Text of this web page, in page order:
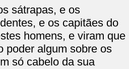
sátrapas, e os
e os capitães do
homens, e viram que
poder algum sobre os
só cabelo da sua